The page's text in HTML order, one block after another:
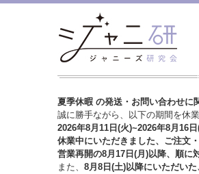
夏季休暇 の発送・お問い合わせに
誠に勝手ながら、以下の期間を休
2026年8月11日(火)~2026年8月16
休業中にいただきました、ご注文
営業再開の8月17日(月)以降、順に
また、 8月8日(土)以降にいただいた